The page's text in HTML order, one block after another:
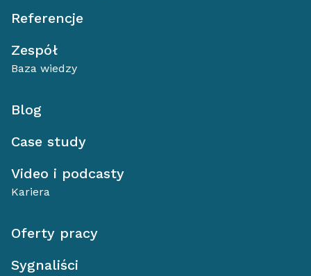
Referencje
Zespół
Baza wiedzy
Blog
Case study
Video i podcasty
Kariera
Oferty pracy
Sygnaliści